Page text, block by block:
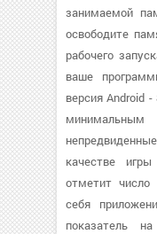
занимаемой
освободите
рабочего
ваше
версия Android
качестве
отметит число
себя
показатель